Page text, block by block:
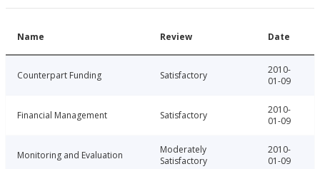
Name Review Date
Counterpart Funding Satisfactory
2010-
01-09
Financial Management Satisfactory
2010-
01-09
Monitoring and Evaluation
Moderately
Satisfactory
2010-
01-09